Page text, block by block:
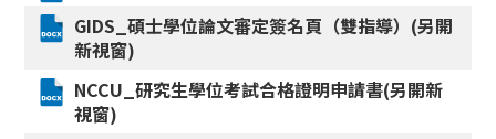
GIDS_碩士學位論文審定簽名頁（雙指導）(另開
新視窗)
NCCU_研究生學位考試合格證明申請書(另開新
視窗)